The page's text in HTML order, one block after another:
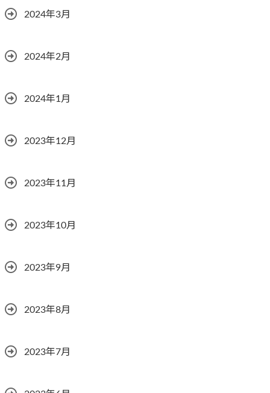
2024年3月
2024年2月
2024年1月
2023年12月
2023年11月
2023年10月
2023年9月
2023年8月
2023年7月